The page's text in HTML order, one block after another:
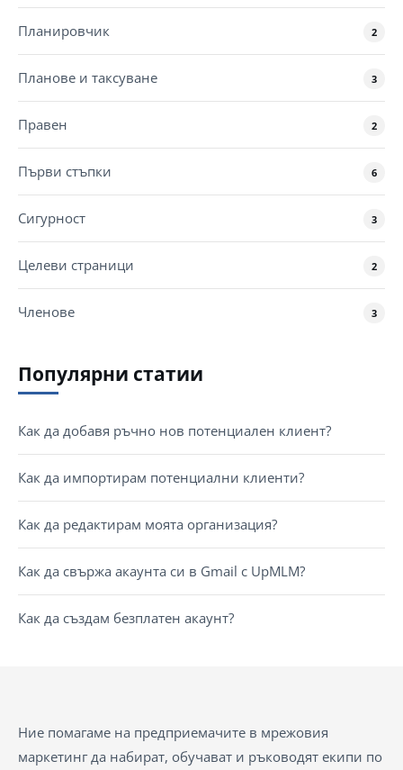
Планировчик 2
Планове и таксуване 3
Правен 2
Първи стъпки 6
Сигурност 3
Целеви страници 2
Членове 3
Популярни статии
Как да добавя ръчно нов потенциален клиент?
Как да импортирам потенциални клиенти?
Как да редактирам моята организация?
Как да свържа акаунта си в Gmail с UpMLM?
Как да създам безплатен акаунт?
Ние помагаме на предприемачите в мрежовия
маркетинг да набират, обучават и ръководят екипи по